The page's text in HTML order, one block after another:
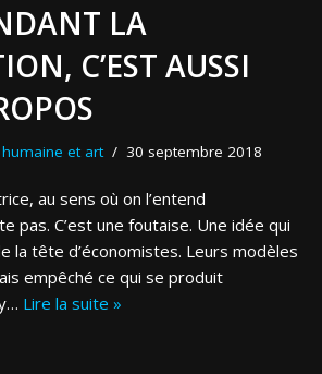
LA
C’EST AUSSI
et art 30 septembre 2018
au sens où on l’entend
pas. C’est une foutaise. Une idée qui
la tête d’économistes. Leurs modèles
empêché ce qui se produit
Lire la suite »